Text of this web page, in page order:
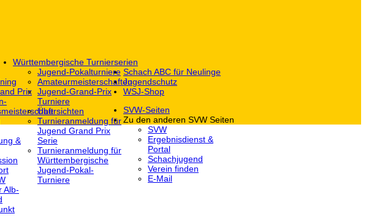
Prix
&
Alb-
Württembergische Turnierserien
Jugend-Pokalturniere
Amateurmeisterschaften
Jugend-Grand-Prix
Turniere
Übersichten
Turnieranmeldung für
Jugend Grand Prix
Serie
Turnieranmeldung für
Württembergische
Jugend-Pokal-
Turniere
Schach ABC für Neulinge
Jugendschutz
WSJ-Shop
SVW-Seiten
Zu den anderen SVW Seiten
SVW
Ergebnisdienst &
Portal
Schachjugend
Verein finden
E-Mail